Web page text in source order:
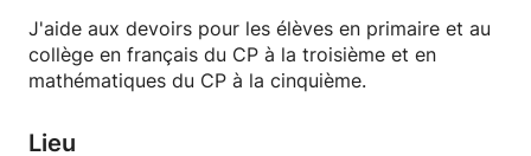
J'aide aux devoirs pour les élèves en primaire et au
collège en français du CP à la troisième et en
mathématiques du CP à la cinquième.
Lieu